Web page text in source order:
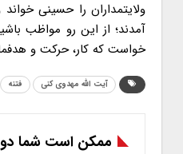
آمدند؛ از این رو مواظب
خواست که کار، حرکت و
آیت الله مهدوی کنی فتنه
ممکن است شما